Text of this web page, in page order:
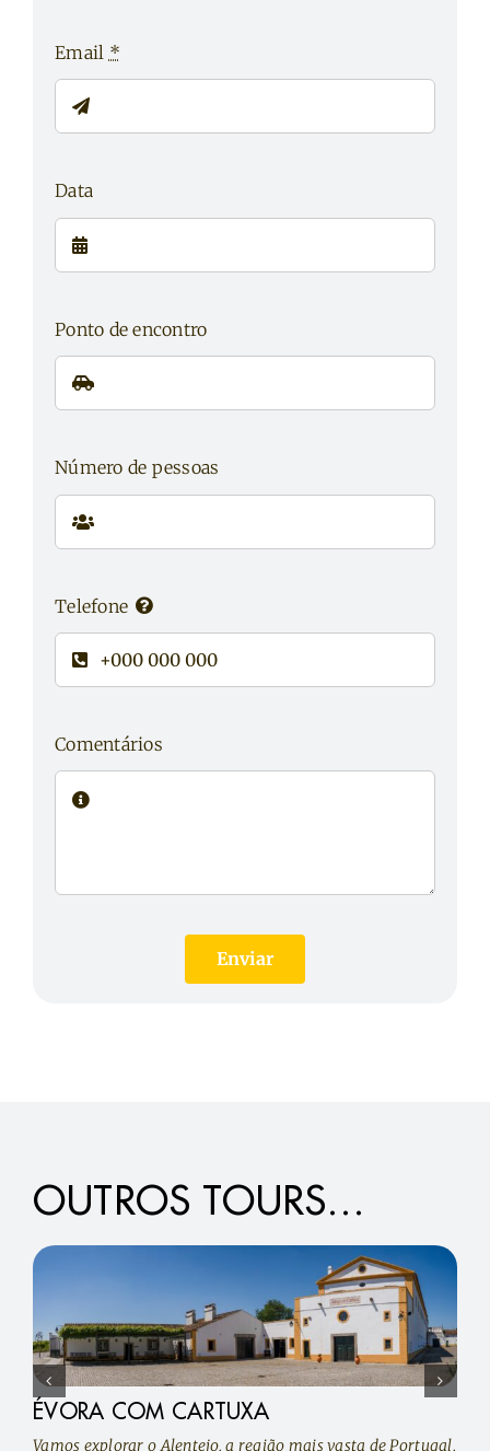
Email *
Data
Ponto de encontro
Número de pessoas
Telefone
Comentários
Enviar
OUTROS TOURS…
ÉVORA COM CARTUXA
Vamos explorar o Alentejo, a região mais vasta de Portugal,